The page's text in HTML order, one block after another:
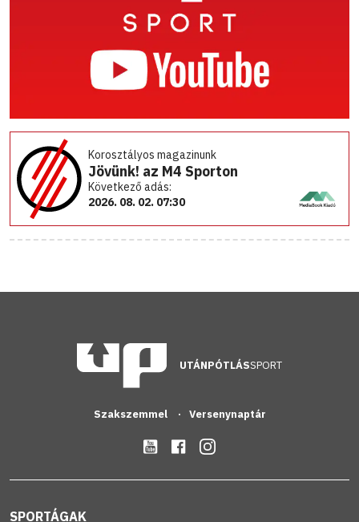
Korosztályos magazinunk
Jövünk! az M4 Sporton
Következő adás:
2026. 08. 02. 07:30
UTÁNPÓTLÁSSPORT
Szakszemmel Versenynaptár
SPORTÁGAK